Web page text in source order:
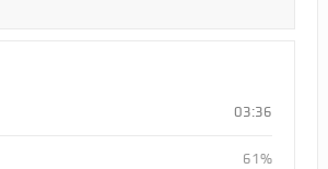
03:36
61%